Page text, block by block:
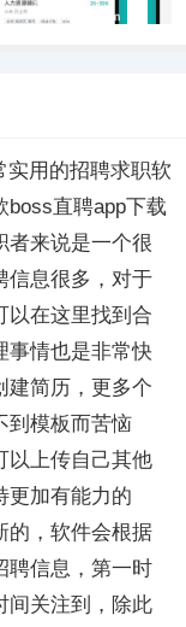
实用的招聘求职软
boss直聘app下载
者来说是一个很
信息很多，对于
以在这里找到合
事情也是非常快
建简历，更多个
到模板而苦恼
以上传自己其他
更加有能力的
的，软件会根据
聘信息，第一时
间关注到，除此